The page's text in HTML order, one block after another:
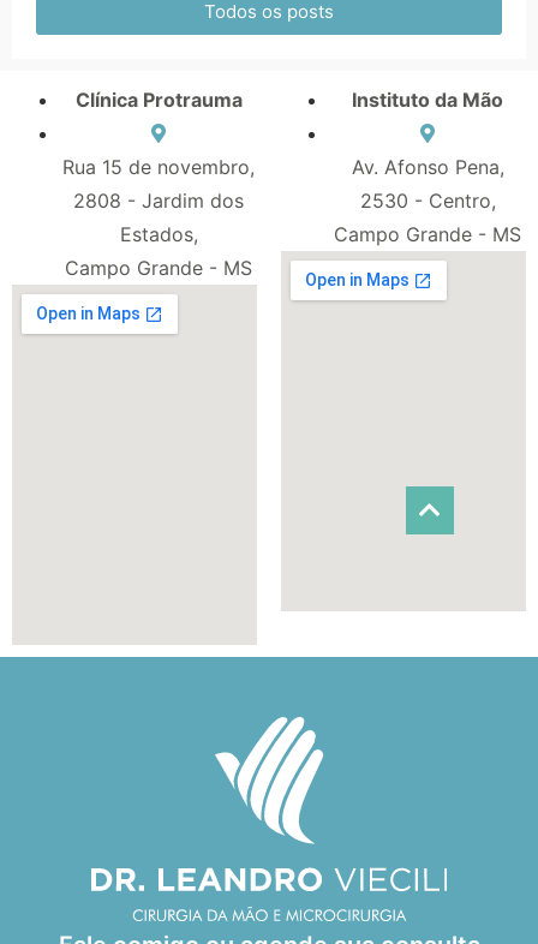
Todos os posts
Clínica Protrauma
Rua 15 de novembro,
2808 - Jardim dos
Estados,
Campo Grande - MS
Instituto da Mão
Av. Afonso Pena,
2530 - Centro,
Campo Grande - MS